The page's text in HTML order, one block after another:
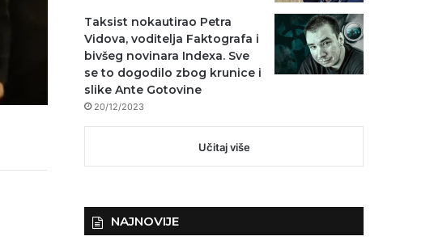
Taksist nokautirao Petra
Vidova, voditelja Faktografa i
bivšeg novinara Indexa. Sve
se to dogodilo zbog krunice i
slike Ante Gotovine
20/12/2023
Učitaj više
NAJNOVIJE